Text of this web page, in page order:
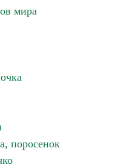
мира
поросенок